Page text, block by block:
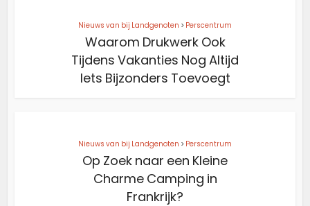
Nieuws van bij Landgenoten > Perscentrum
Waarom Drukwerk Ook
Tijdens Vakanties Nog Altijd
Iets Bijzonders Toevoegt
Nieuws van bij Landgenoten > Perscentrum
Op Zoek naar een Kleine
Charme Camping in
Frankrijk?